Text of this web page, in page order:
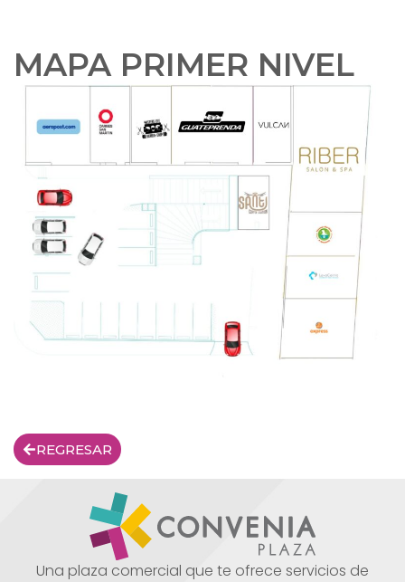
MAPA PRIMER NIVEL
REGRESAR
Una plaza comercial que te ofrece servicios de